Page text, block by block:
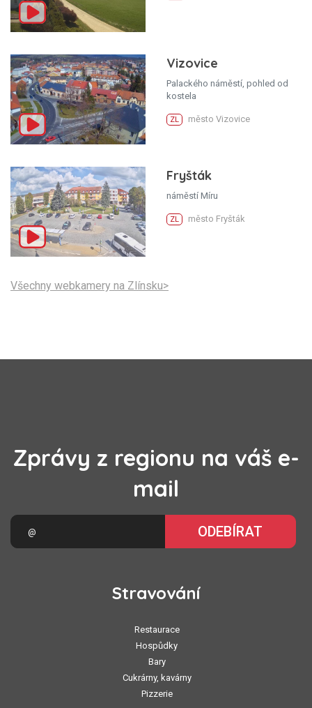
Vizovice
Palackého náměstí, pohled od
kostela
ZL město Vizovice
Fryšták
náměstí Míru
ZL město Fryšták
Všechny webkamery na Zlínsku>
Zprávy z regionu na váš e-
mail
ODEBÍRAT
Stravování
Restaurace
Hospůdky
Bary
Cukrárny, kavárny
Pizzerie